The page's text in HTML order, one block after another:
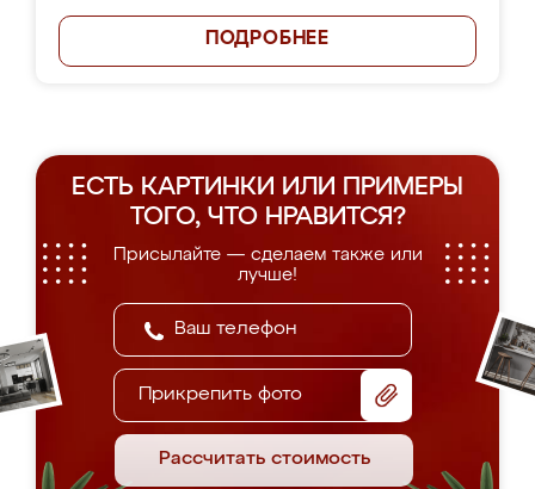
ПОДРОБНЕЕ
ЕСТЬ КАРТИНКИ ИЛИ ПРИМЕРЫ
ТОГО, ЧТО НРАВИТСЯ?
Присылайте — сделаем также или
лучше!
Прикрепить фото
Рассчитать стоимость